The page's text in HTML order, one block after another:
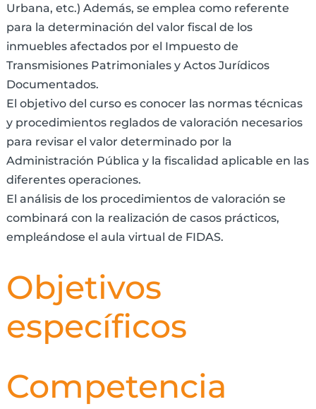
Urbana, etc.) Además, se emplea como referente
para la determinación del valor fiscal de los
inmuebles afectados por el Impuesto de
Transmisiones Patrimoniales y Actos Jurídicos
Documentados.
El objetivo del curso es conocer las normas técnicas
y procedimientos reglados de valoración necesarios
para revisar el valor determinado por la
Administración Pública y la fiscalidad aplicable en las
diferentes operaciones.
El análisis de los procedimientos de valoración se
combinará con la realización de casos prácticos,
empleándose el aula virtual de FIDAS.
Objetivos
específicos
Competencia